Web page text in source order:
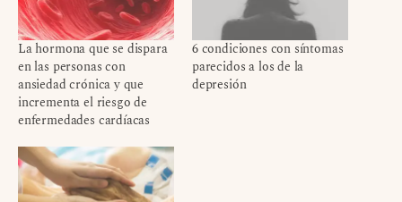
La hormona que se dispara
en las personas con
ansiedad crónica y que
incrementa el riesgo de
enfermedades cardíacas
6 condiciones con síntomas
parecidos a los de la
depresión